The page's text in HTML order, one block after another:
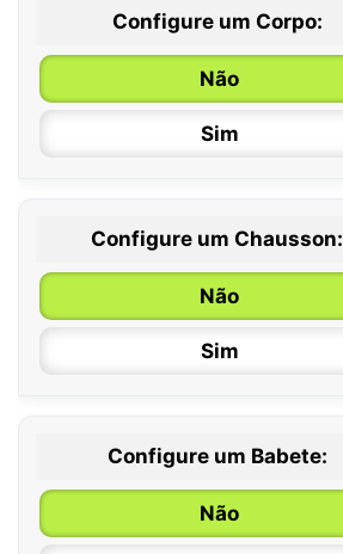
Configure um Corpo:
Não
Sim
0 / 6 meses
6 / 12 meses
12 / 18 meses
Configure um Chausson:
Não
Sim
Configure um Babete:
Não